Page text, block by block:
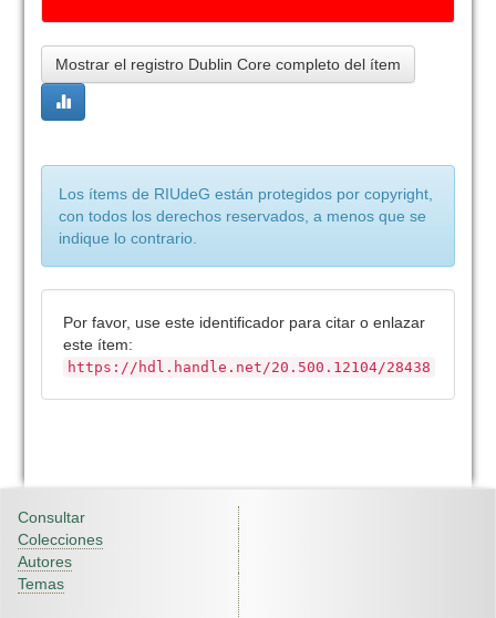
Mostrar el registro Dublin Core completo del ítem
Los ítems de RIUdeG están protegidos por copyright,
con todos los derechos reservados, a menos que se
indique lo contrario.
Por favor, use este identificador para citar o enlazar
este ítem:
https://hdl.handle.net/20.500.12104/28438
Consultar
Colecciones
Autores
Temas